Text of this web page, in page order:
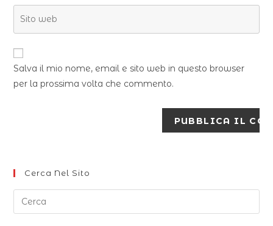
Salva il mio nome, email e sito web in questo browser
per la prossima volta che commento.
Cerca Nel Sito